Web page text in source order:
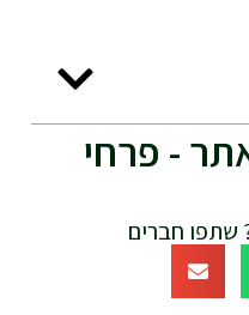
- פרחי
שתפו חברים